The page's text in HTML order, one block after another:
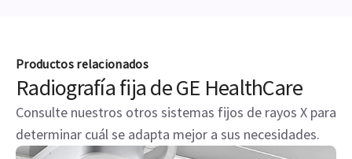
Productos relacionados
Radiografía fija de GE HealthCare
Consulte nuestros otros sistemas fijos de rayos X para
determinar cuál se adapta mejor a sus necesidades.